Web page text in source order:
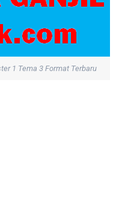
1 Tema 3 Format Terbaru